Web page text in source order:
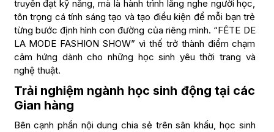
truyền đạt kỹ năng, mà là hành trình lắng nghe người học,
tôn trọng cá tính sáng tạo và tạo điều kiện để mỗi bạn trẻ
từng bước định hình con đường của riêng mình. “FÊTE DE
LA MODE FASHION SHOW” vì thế trở thành điểm chạm
cảm hứng dành cho những học sinh yêu thời trang và
nghệ thuật.
Trải nghiệm ngành học sinh động tại các
Gian hàng
Bên cạnh phần nội dung chia sẻ trên sân khấu, học sinh